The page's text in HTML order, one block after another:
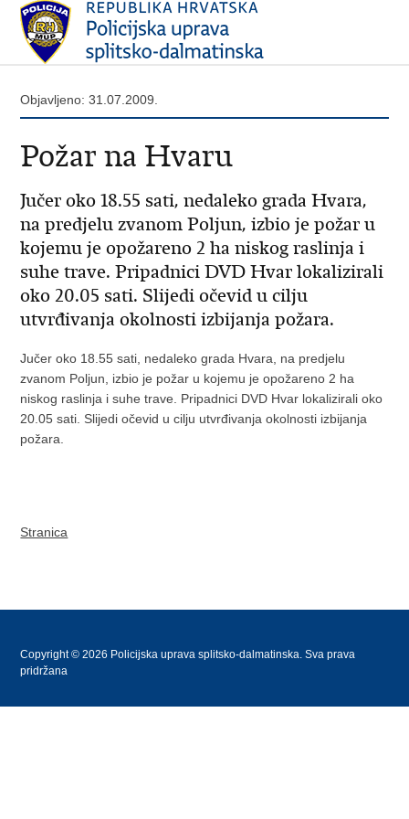
Objavljeno: 31.07.2009.
Požar na Hvaru
Jučer oko 18.55 sati, nedaleko grada Hvara,
na predjelu zvanom Poljun, izbio je požar u
kojemu je opožareno 2 ha niskog raslinja i
suhe trave. Pripadnici DVD Hvar lokalizirali
oko 20.05 sati. Slijedi očevid u cilju
utvrđivanja okolnosti izbijanja požara.
Jučer oko 18.55 sati, nedaleko grada Hvara, na predjelu
zvanom Poljun, izbio je požar u kojemu je opožareno 2 ha
niskog raslinja i suhe trave. Pripadnici DVD Hvar lokalizirali oko
20.05 sati. Slijedi očevid u cilju utvrđivanja okolnosti izbijanja
požara.
Stranica
Copyright © 2026 Policijska uprava splitsko-dalmatinska. Sva prava
pridržana